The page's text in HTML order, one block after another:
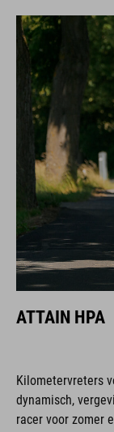
ATTAIN HPA
Kilometervreters
dynamisch,
racer voor zomer